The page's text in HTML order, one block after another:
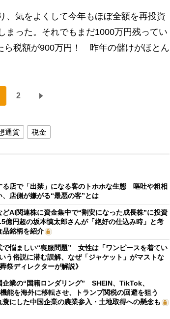
、気をよくして今年もほぼ全額を再投資
まった。それでもまだ1000万円残ってい
ら税額が900万円！ 昨年の儲けがほとん
2
通貨 税金
る店で「出禁」になる客のトホホな生態 嘔吐や粗相
、店側が嫌がる“最悪の客”とは
どAI関連株に資金集中で“割安になった成長株”に投資
円超の坂本慎太郎さんが「絶好の仕込み時」と考
品銘柄を紹介
で悩ましい“喪服問題” 女性は「ワンピースを着てい
う俗説に潜む誤解、なぜ「ジャケット」がマストな
祭ディレクターが解説》
企業の“国籍ロンダリング” SHEIN、TikTok、
能を海外に移転させ、トランプ関税の回避を狙う
蓑にした中国企業の農業参入・土地取得への懸念も